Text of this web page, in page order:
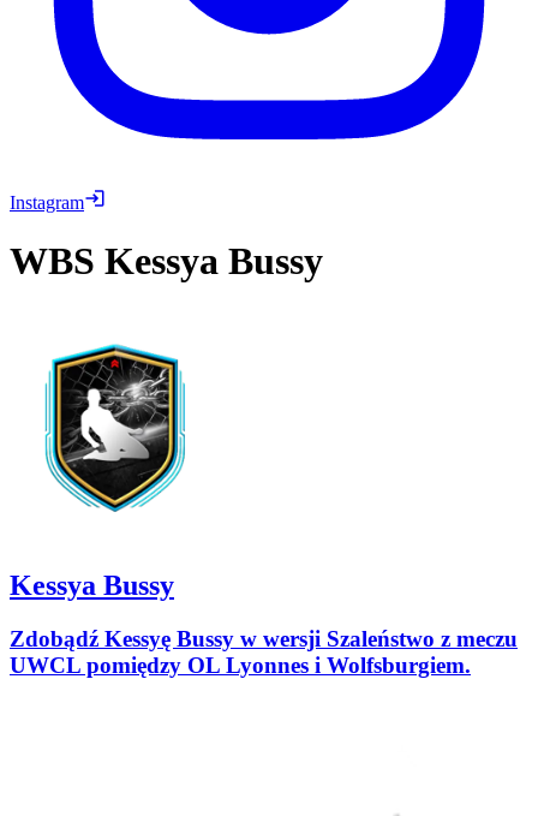
Instagram
WBS Kessya Bussy
Kessya Bussy
Zdobądź Kessyę Bussy w wersji Szaleństwo z meczu
UWCL pomiędzy OL Lyonnes i Wolfsburgiem.